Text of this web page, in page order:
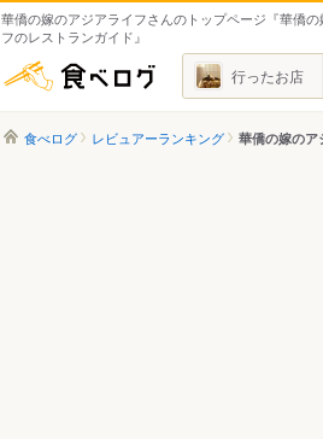
華僑の嫁のアジアライフさんのトップページ『華僑の
フのレストランガイド』
食べログ 行ったお店
食べログ レビュアーランキング 華僑の嫁のア